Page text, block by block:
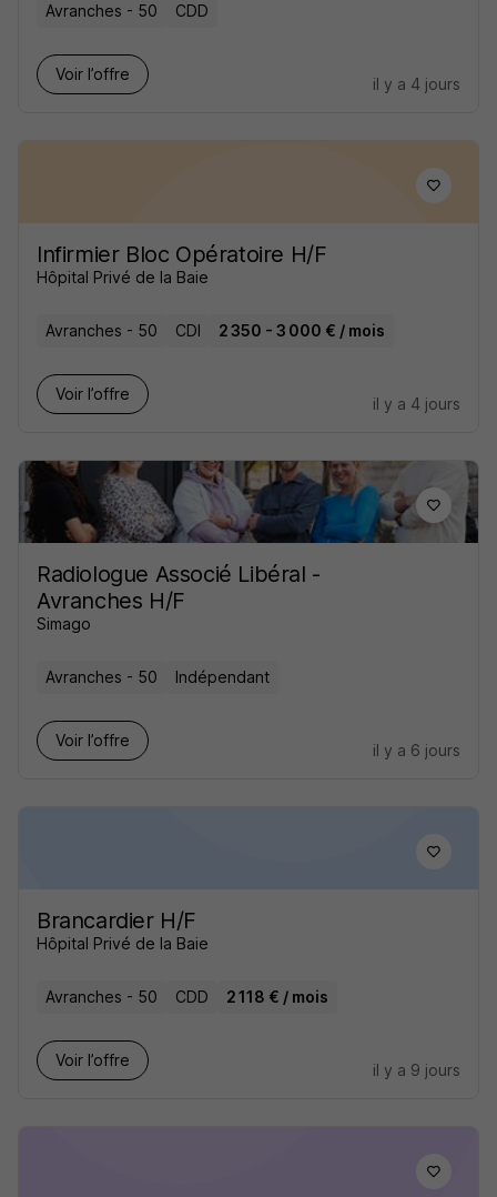
Avranches - 50 CDD
Voir l’offre
il y a 4 jours
Infirmier Bloc Opératoire H/F
Hôpital Privé de la Baie
Avranches - 50 CDI 2 350 - 3 000 € / mois
Voir l’offre
il y a 4 jours
Radiologue Associé Libéral -
Avranches H/F
Simago
Avranches - 50 Indépendant
Voir l’offre
il y a 6 jours
Brancardier H/F
Hôpital Privé de la Baie
Avranches - 50 CDD 2 118 € / mois
Voir l’offre
il y a 9 jours